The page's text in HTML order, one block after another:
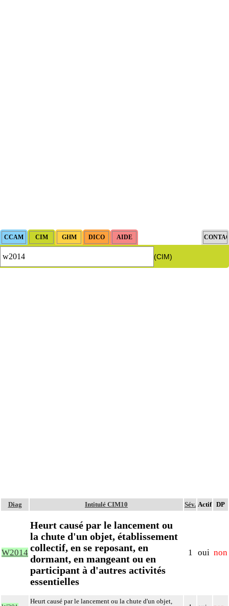
(CIM)
Diag Intitulé CIM10 Sév. Actif DP
W2014
Heurt causé par le lancement ou
la chute d'un objet, établissement
collectif, en se reposant, en
dormant, en mangeant ou en
participant à d'autres activités
essentielles
1 oui non
Heurt causé par le lancement ou la chute d'un objet,